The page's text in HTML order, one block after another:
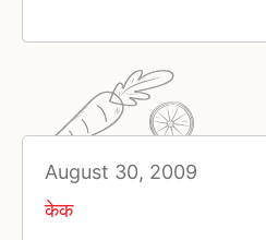
August 30, 2009
केक